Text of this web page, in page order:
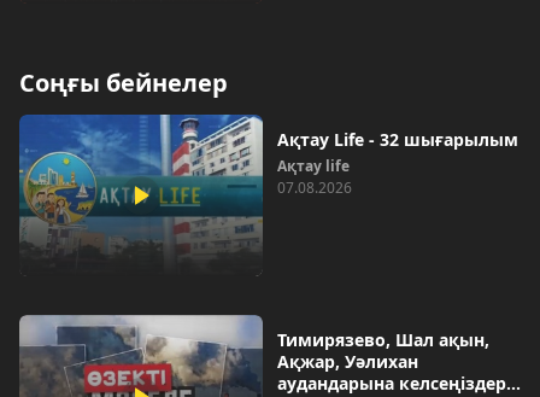
Соңғы бейнелер
Ақтау Life - 32 шығарылым
Ақтау life
07.08.2026
Тимирязево, Шал ақын,
Ақжар, Уәлихан
аудандарына келсеңіздер…